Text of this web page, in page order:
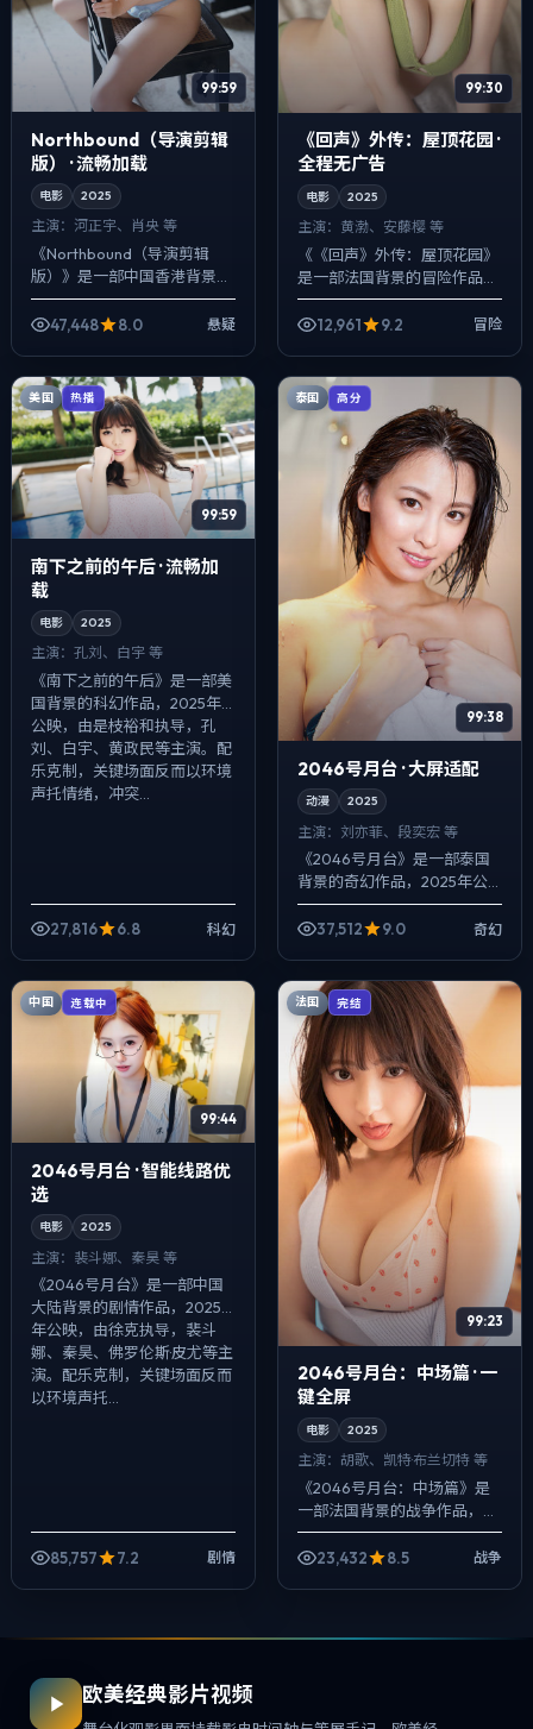
99:59
Northbound（导演剪辑
版） · 流畅加载
电影 2025
主演： 河正宇、肖央 等
《Northbound（导演剪辑
版）》是一部中国香港背景的
悬疑作品，2025年公映，由
陈凯歌执导，河正宇、肖央、
47,448 8.0 悬疑
99:30
《回声》外传：屋顶花园 ·
全程无广告
电影 2025
主演： 黄渤、安藤樱 等
《《回声》外传：屋顶花园》
是一部法国背景的冒险作品，
2025年公映，由娄烨执导，
黄渤、安藤樱、任素汐等主
12,961 9.2 冒险
美国 热播
99:59
南下之前的午后 · 流畅加
载
电影 2025
主演： 孔刘、白宇 等
《南下之前的午后》是一部美
国背景的科幻作品，2025年
公映，由是枝裕和执导，孔
刘、白宇、黄政民等主演。配
乐克制，关键场面反而以环境
声托情绪，冲突...
27,816 6.8 科幻
泰国 高分
99:38
2046号月台 · 大屏适配
动漫 2025
主演： 刘亦菲、段奕宏 等
《2046号月台》是一部泰国
背景的奇幻作品，2025年公
映，由丹尼斯·维伦纽瓦执导，
刘亦菲、段奕宏、秦昊等主
37,512 9.0 奇幻
中国 连载中
99:44
2046号月台 · 智能线路优
选
电影 2025
主演： 裴斗娜、秦昊 等
《2046号月台》是一部中国
大陆背景的剧情作品，2025
年公映，由徐克执导，裴斗
娜、秦昊、佛罗伦斯·皮尤等主
演。配乐克制，关键场面反而
以环境声托...
85,757 7.2 剧情
法国 完结
99:23
2046号月台：中场篇 · 一
键全屏
电影 2025
主演： 胡歌、凯特·布兰切特 等
《2046号月台：中场篇》是
一部法国背景的战争作品，
2025年公映，由韦斯·安德森
执导，胡歌、凯特·布兰切特、
23,432 8.5 战争
欧美经典影片视频